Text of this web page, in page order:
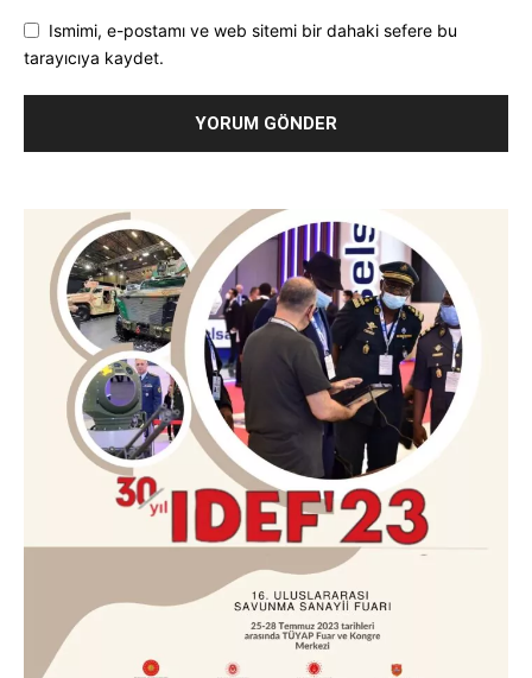
Ismimi, e-postamı ve web sitemi bir dahaki sefere bu
tarayıcıya kaydet.